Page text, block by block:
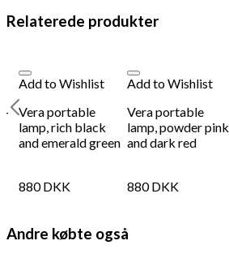
Relaterede produkter
-
Add to Wishlist
Vera portable
lamp, rich black
and emerald green
880DKK
Add to Wishlist
Vera portable
lamp, powder pink
and dark red
880DKK
Andre købte også